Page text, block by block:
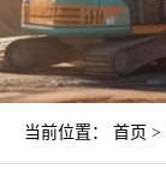
当前位置： 首页 >